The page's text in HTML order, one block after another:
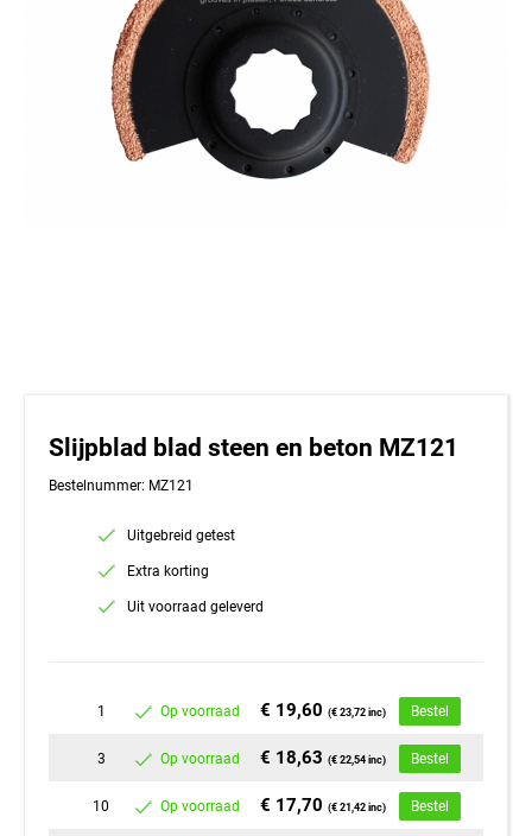
Slijpblad blad steen en beton MZ121
Bestelnummer: MZ121
Uitgebreid getest
Extra korting
Uit voorraad geleverd
1 Op voorraad € 19,60(€ 23,72 inc) Bestel
3 Op voorraad € 18,63(€ 22,54 inc) Bestel
10 Op voorraad € 17,70(€ 21,42 inc) Bestel